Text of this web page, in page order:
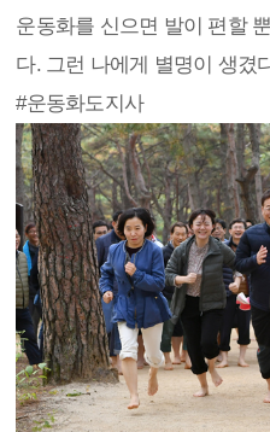
운동화를 신으면 발이 편할
다. 그런 나에게 별명이 생겼
#운동화도지사